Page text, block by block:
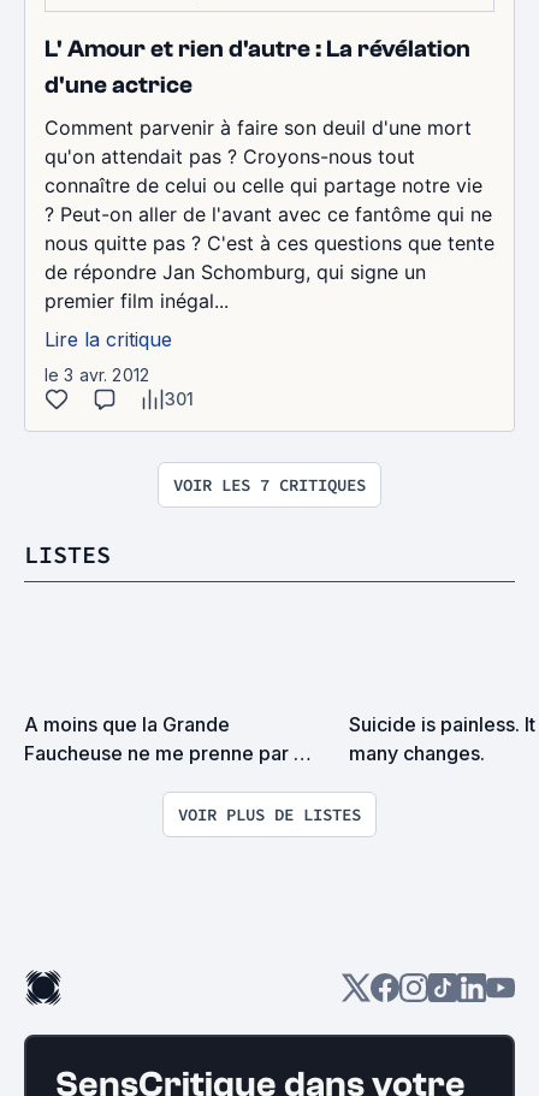
L' Amour et rien d'autre : La révélation
d'une actrice
Comment parvenir à faire son deuil d'une mort
qu'on attendait pas ? Croyons-nous tout
connaître de celui ou celle qui partage notre vie
? Peut-on aller de l'avant avec ce fantôme qui ne
nous quitte pas ? C'est à ces questions que tente
de répondre Jan Schomburg, qui signe un
premier film inégal...
Lire la critique
le 3 avr. 2012
301
VOIR LES 7 CRITIQUES
LISTES
A moins que la Grande
Faucheuse ne me prenne par
Suicide is painless.
many changes.
VOIR PLUS DE LISTES
SensCritique dans votre